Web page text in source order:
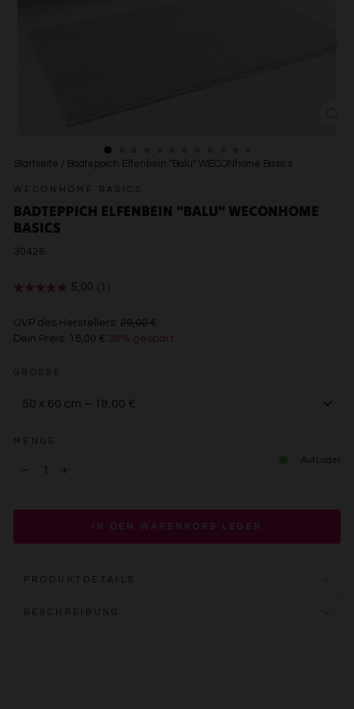
Startseite / Badteppich Elfenbein "Balu" WECONhome Basics
WECONHOME BASICS
BADTEPPICH ELFENBEIN "BALU" WECONHOME
BASICS
30426
UVP des Herstellers: 29,00 €€29,00
Dein Preis: 18,00 € 38% gespart
GRÖSSE
MENGE
Auf Lager
IN DEN WARENKORB LEGEN
PRODUKTDETAILS
BESCHREIBUNG